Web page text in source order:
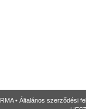
RMA• Általános szerződési